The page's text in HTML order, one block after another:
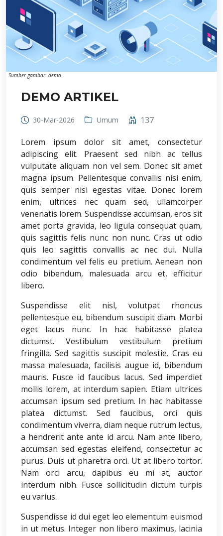
Sumber gambar: demo
DEMO ARTIKEL
30-Mar-2026 Umum
137
Lorem ipsum dolor sit amet, consectetur
adipiscing elit. Praesent sed nibh ac tellus
vulputate aliquam non vel sem. Donec sit amet
magna ipsum. Pellentesque convallis nisi enim,
quis semper nisi egestas vitae. Donec lorem
enim, ultrices nec quam sed, ullamcorper
venenatis lorem. Suspendisse accumsan, eros sit
amet porta gravida, leo ligula consequat quam,
quis sagittis felis nunc non nunc. Cras ut odio
quis leo sagittis convallis ac nec dui. Nulla
condimentum vel felis eu pretium. Aenean non
odio bibendum, malesuada arcu et, efficitur
libero.
Suspendisse elit nisl, volutpat rhoncus
pellentesque eu, bibendum suscipit diam. Morbi
eget lacus nunc. In hac habitasse platea
dictumst. Vestibulum vestibulum pretium
fringilla. Sed sagittis suscipit molestie. Cras eu
massa malesuada, facilisis augue id, bibendum
mauris. Fusce id faucibus lacus. Sed imperdiet
mollis lorem, at interdum sapien. Etiam ultrices
accumsan ipsum sed pretium. In hac habitasse
platea dictumst. Sed faucibus, orci quis
condimentum viverra, diam neque rutrum lectus,
a hendrerit ante ante id arcu. Nam ante libero,
accumsan sed egestas eleifend, consectetur ac
purus. Duis ut pharetra orci. Ut at libero tortor.
Nam orci arcu, dapibus eu mi at, auctor
interdum nibh. Fusce sollicitudin dictum turpis
eu varius.
Suspendisse id dui eget leo elementum euismod
in ut metus. Integer non libero maximus, lacinia